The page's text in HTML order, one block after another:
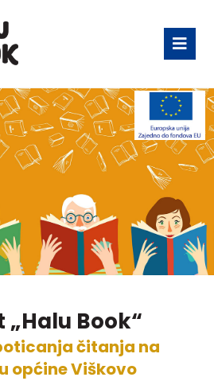
„Halu Book“
čitanja na
općine Viškovo